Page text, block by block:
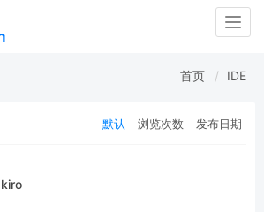
首页 IDE
默认 浏览次数 发布日期
kiro